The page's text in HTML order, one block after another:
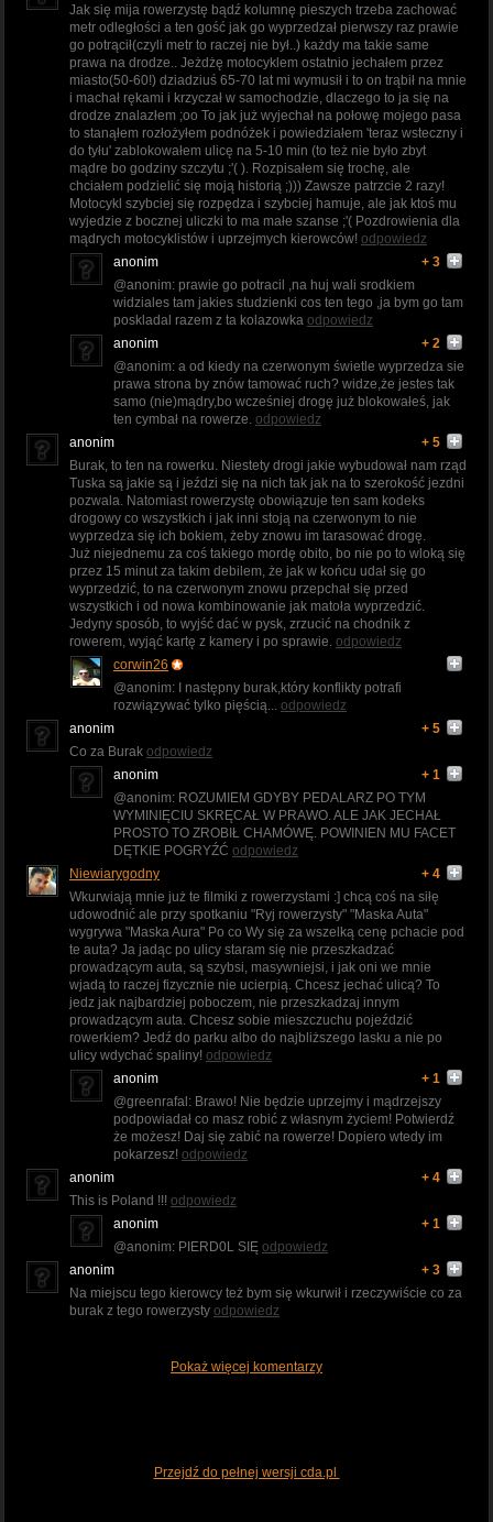
Jak się mija rowerzystę bądź kolumnę pieszych trzeba zachować
metr odległości a ten gość jak go wyprzedzał pierwszy raz prawie
go potrącił(czyli metr to raczej nie był..) każdy ma takie same
prawa na drodze.. Jeżdżę motocyklem ostatnio jechałem przez
miasto(50-60!) dziadziuś 65-70 lat mi wymusił i to on trąbił na mnie
i machał rękami i krzyczał w samochodzie, dlaczego to ja się na
drodze znalazłem ;oo To jak już wyjechał na połowę mojego pasa
to stanąłem rozłożyłem podnóżek i powiedziałem 'teraz wsteczny i
do tyłu' zablokowałem ulicę na 5-10 min (to też nie było zbyt
mądre bo godziny szczytu ;'( ). Rozpisałem się trochę, ale
chciałem podzielić się moją historią ;))) Zawsze patrzcie 2 razy!
Motocykl szybciej się rozpędza i szybciej hamuje, ale jak ktoś mu
wyjedzie z bocznej uliczki to ma małe szanse ;'( Pozdrowienia dla
mądrych motocyklistów i uprzejmych kierowców! odpowiedz
anonim
+ 3
@anonim: prawie go potracil ,na huj wali srodkiem
widziales tam jakies studzienki cos ten tego ,ja bym go tam
poskladal razem z ta kolazowka odpowiedz
anonim
+ 2
@anonim: a od kiedy na czerwonym świetle wyprzedza sie
prawa strona by znów tamować ruch? widze,że jestes tak
samo (nie)mądry,bo wcześniej drogę już blokowałeś, jak
ten cymbał na rowerze. odpowiedz
anonim
+ 5
Burak, to ten na rowerku. Niestety drogi jakie wybudował nam rząd
Tuska są jakie są i jeździ się na nich tak jak na to szerokość jezdni
pozwala. Natomiast rowerzystę obowiązuje ten sam kodeks
drogowy co wszystkich i jak inni stoją na czerwonym to nie
wyprzedza się ich bokiem, żeby znowu im tarasować drogę.
Już niejednemu za coś takiego mordę obito, bo nie po to wloką się
przez 15 minut za takim debilem, że jak w końcu udał się go
wyprzedzić, to na czerwonym znowu przepchał się przed
wszystkich i od nowa kombinowanie jak matoła wyprzedzić.
Jedyny sposób, to wyjść dać w pysk, zrzucić na chodnik z
rowerem, wyjąć kartę z kamery i po sprawie. odpowiedz
corwin26
@anonim: I następny burak,który konflikty potrafi
rozwiązywać tylko pięścią... odpowiedz
anonim
+ 5
Co za Burak odpowiedz
anonim
+ 1
@anonim: ROZUMIEM GDYBY PEDALARZ PO TYM
WYMINIĘCIU SKRĘCAŁ W PRAWO. ALE JAK JECHAŁ
PROSTO TO ZROBIŁ CHAMÓWĘ. POWINIEN MU FACET
DĘTKIE POGRYŹĆ odpowiedz
Niewiarygodny
+ 4
Wkurwiają mnie już te filmiki z rowerzystami :] chcą coś na siłę
udowodnić ale przy spotkaniu "Ryj rowerzysty" "Maska Auta"
wygrywa "Maska Aura" Po co Wy się za wszelką cenę pchacie pod
te auta? Ja jadąc po ulicy staram się nie przeszkadzać
prowadzącym auta, są szybsi, masywniejsi, i jak oni we mnie
wjadą to raczej fizycznie nie ucierpią. Chcesz jechać ulicą? To
jedz jak najbardziej poboczem, nie przeszkadzaj innym
prowadzącym auta. Chcesz sobie mieszczuchu pojeździć
rowerkiem? Jedź do parku albo do najbliższego lasku a nie po
ulicy wdychać spaliny! odpowiedz
anonim
+ 1
@greenrafal: Brawo! Nie będzie uprzejmy i mądrzejszy
podpowiadał co masz robić z własnym życiem! Potwierdź
że możesz! Daj się zabić na rowerze! Dopiero wtedy im
pokarzesz! odpowiedz
anonim
+ 4
This is Poland !!! odpowiedz
anonim
+ 1
@anonim: PIERD0L SIĘ odpowiedz
anonim
+ 3
Na miejscu tego kierowcy też bym się wkurwił i rzeczywiście co za
burak z tego rowerzysty odpowiedz
Pokaż więcej komentarzy
Przejdź do pełnej wersji cda.pl